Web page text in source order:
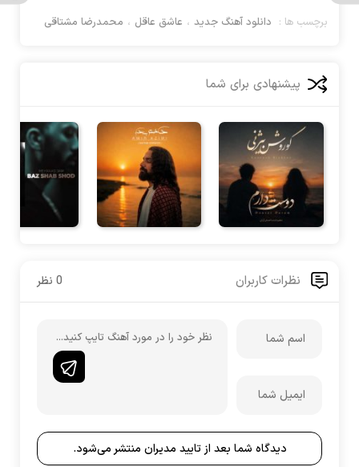
برچسب ها : دانلود آهنگ جدید ، عاشق عاقل ، محمدرضا مشتاقی
پیشنهادی برای شما
نظرات کاربران 0 نظر
دیدگاه شما بعد از تایید مدیران منتشر می‌شود.